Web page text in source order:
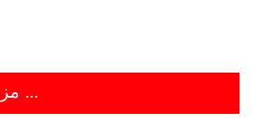
مزيد من المعلومات ...